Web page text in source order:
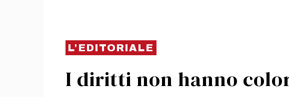
L'EDITORIALE
I diritti non hanno